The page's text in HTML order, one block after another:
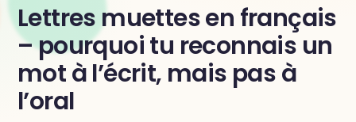
Lettres muettes en français
– pourquoi tu reconnais un
mot à l’écrit, mais pas à
l’oral